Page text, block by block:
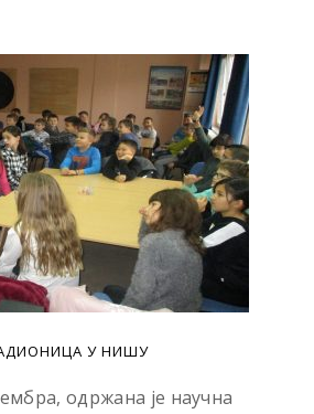
У НИШУ
одржана је научна